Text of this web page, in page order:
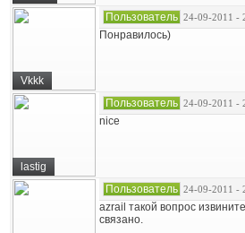
Vkkk
Пользователь 24-09-2011 -
Понравилось)
lastig
Пользователь 24-09-2011 -
nice
Пользователь 24-09-2011 -
azrail такой вопрос
связано.